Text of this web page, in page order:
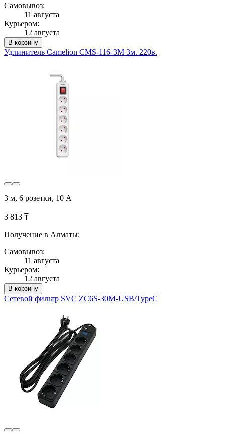
Самовывоз:
11 августа
Курьером:
12 августа
В корзину
Удлинитель Camelion CMS-116-3M 3м. 220в.
3 м, 6 розетки, 10 А
3 813 ₸
Получение в Алматы:
Самовывоз:
11 августа
Курьером:
12 августа
В корзину
Сетевой фильтр SVC ZC6S-30M-USB/TypeC